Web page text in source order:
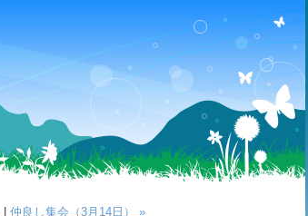
仲良し集会（3月14日） »